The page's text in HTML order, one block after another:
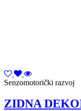
Senzomotorički razvoj
ZIDNA